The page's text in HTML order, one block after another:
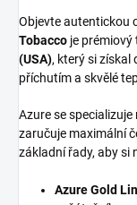
Objevte autentickou
Tobacco je
(USA), který si získal
příchutím a skvělé
Azure se
zaručuje maximální
základní řady, aby si
Azure Gold